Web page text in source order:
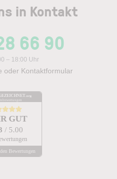
in Kontakt
66 90
– 18:00 Uhr
oder Kontaktformular
.org
GUT
/ 5.00
Bewertungen